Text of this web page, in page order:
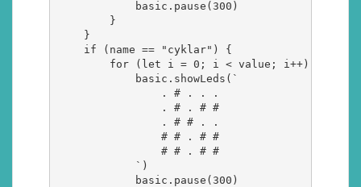
            basic.pause(300)
        }
    }
    if (name == "cyklar") {
        for (let i = 0; i < value; i++) {
            basic.showLeds(`
                . # . . .
                . # . # #
                . # # . .
                # # . # #
                # # . # #
            `)
            basic.pause(300)